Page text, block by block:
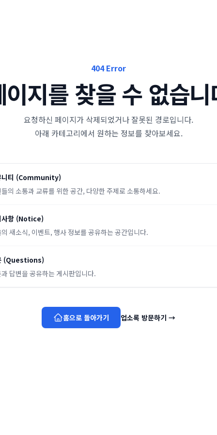
404 Error
이지를 찾을 수 없습
요청하신 페이지가 삭제되었거나 잘못된 경로입니다.
아래 카테고리에서 원하는 정보를 찾아보세요.
티 (Community)
의 소통과 교류를 위한 공간, 다양한 주제로 소통하세요.
항 (Notice)
의 새소식, 이벤트, 행사 정보를 공유하는 공간입니다.
(Questions)
답변을 공유하는 게시판입니다.
홈으로 돌아가기 업소록 방문하기 →